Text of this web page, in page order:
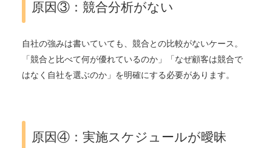
原因③：競合分析がない
自社の強みは書いていても、競合との比較がないケース。
「競合と比べて何が優れているのか」「なぜ顧客は競合で
はなく自社を選ぶのか」を明確にする必要があります。
原因④：実施スケジュールが曖昧